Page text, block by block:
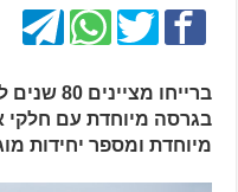
בגרסה מיוחדת עם חלקי
מיוחדת ומספר יחידות